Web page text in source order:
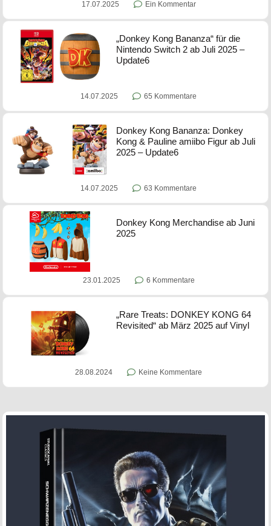
17.07.2025 Ein Kommentar
„Donkey Kong Bananza“ für die
Nintendo Switch 2 ab Juli 2025 –
Update6
14.07.2025 65 Kommentare
Donkey Kong Bananza: Donkey
Kong & Pauline amiibo Figur ab Juli
2025 – Update6
14.07.2025 63 Kommentare
Donkey Kong Merchandise ab Juni
2025
23.01.2025 6 Kommentare
„Rare Treats: DONKEY KONG 64
Revisited“ ab März 2025 auf Vinyl
28.08.2024 Keine Kommentare